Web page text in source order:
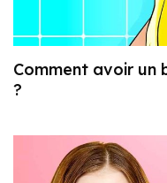
Comment avoir un
?